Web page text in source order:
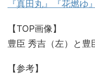
『真田丸』『花燃ゆ
【TOP画像】
豊臣 秀吉（左）と
【参考】